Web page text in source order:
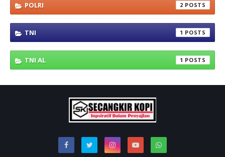
POLRI 2
TNI 1
TNI AL 1